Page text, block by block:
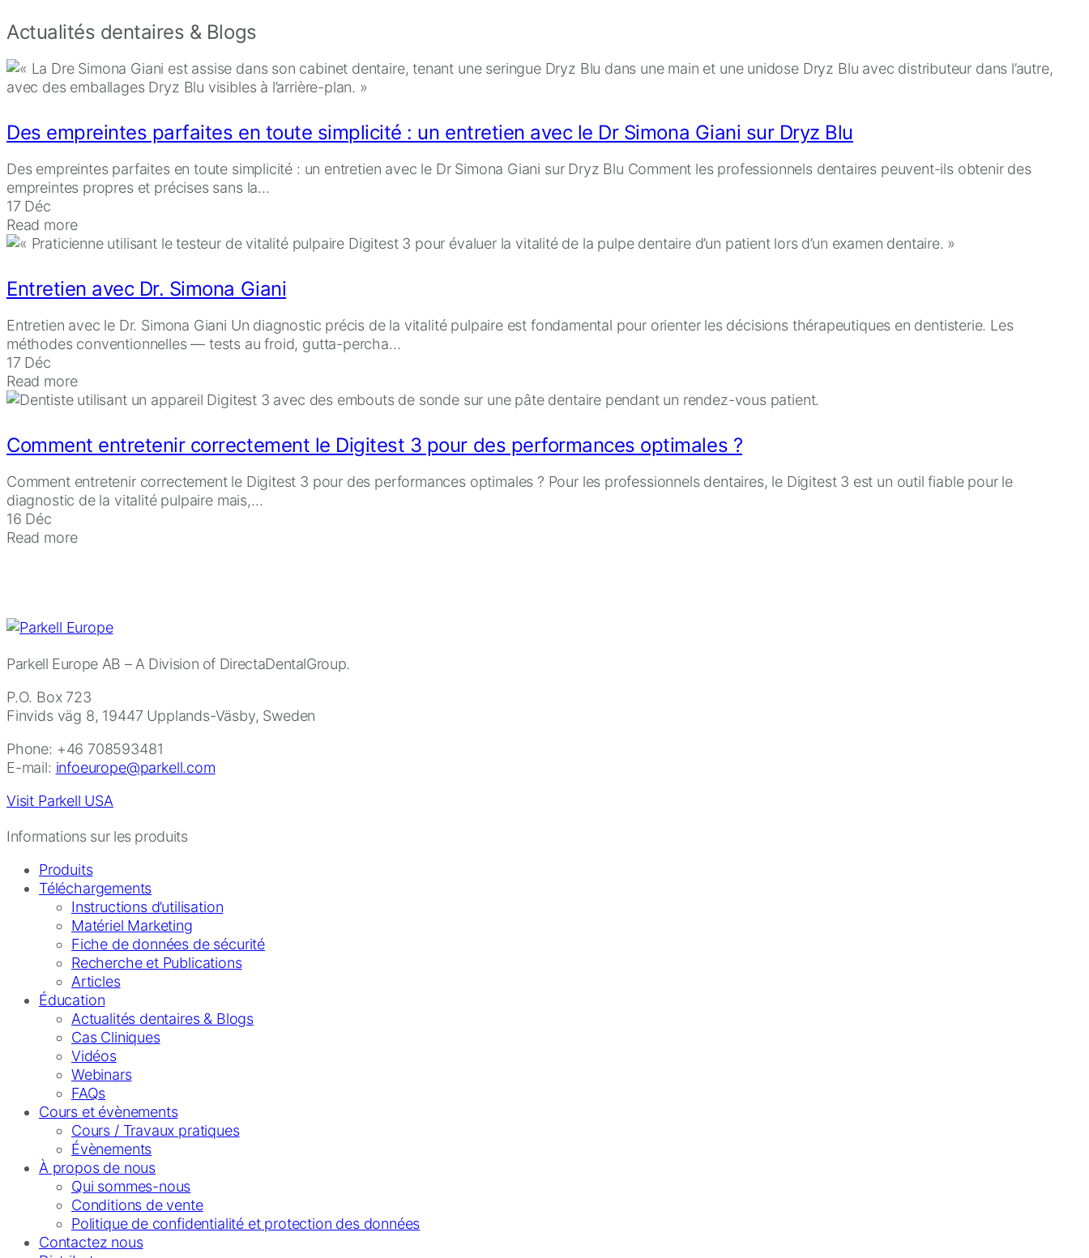
Actualités dentaires & Blogs
Des empreintes parfaites en toute simplicité : un entretien avec le Dr Simona Giani sur Dryz Blu
Des empreintes parfaites en toute simplicité : un entretien avec le Dr Simona Giani sur Dryz Blu Comment les professionnels dentaires peuvent-ils obtenir des
empreintes propres et précises sans la…
17 Déc
Read more
Entretien avec Dr. Simona Giani
Entretien avec le Dr. Simona Giani Un diagnostic précis de la vitalité pulpaire est fondamental pour orienter les décisions thérapeutiques en dentisterie. Les
méthodes conventionnelles — tests au froid, gutta-percha…
17 Déc
Read more
Comment entretenir correctement le Digitest 3 pour des performances optimales ?
Comment entretenir correctement le Digitest 3 pour des performances optimales ? Pour les professionnels dentaires, le Digitest 3 est un outil fiable pour le
diagnostic de la vitalité pulpaire mais,…
16 Déc
Read more
Parkell Europe AB – A Division of DirectaDentalGroup.
P.O. Box 723
Finvids väg 8, 19447 Upplands-Väsby, Sweden
Phone: +46 708593481
E-mail: infoeurope@parkell.com
Visit Parkell USA
Informations sur les produits
Produits
Téléchargements
Instructions d’utilisation
Matériel Marketing
Fiche de données de sécurité
Recherche et Publications
Articles
Éducation
Actualités dentaires & Blogs
Cas Cliniques
Vidéos
Webinars
FAQs
Cours et évènements
Cours / Travaux pratiques
Évènements
À propos de nous
Qui sommes-nous
Conditions de vente
Politique de confidentialité et protection des données
Contactez nous